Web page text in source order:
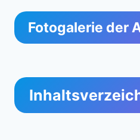
Fotogalerie der